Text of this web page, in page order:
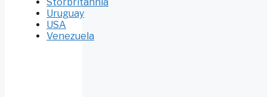
Storbritannia
Uruguay
USA
Venezuela